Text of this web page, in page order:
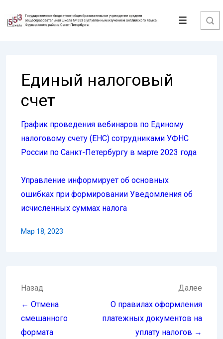
Перейти
Меню
Единый налоговый
счет
График проведения вебинаров по Единому
налоговому счету (ЕНС) сотрудниками УФНС
России по Санкт-Петербургу в марте 2023 года
Управление информирует об основных
ошибках при формировании Уведомления об
исчисленных суммах налога
Мар 18, 2023
Навигация
по
записям
Назад
← Отмена
смешанного
формата
Далее
О правилах оформления
платежных документов на
уплату налогов →